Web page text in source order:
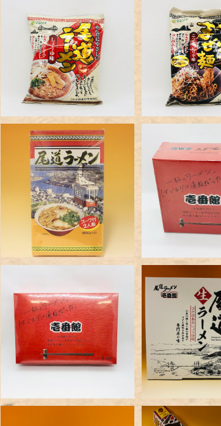
尾道ラーメン
¥259
尾道ま
¥281
オオニシ尾道ラーメン乾麺2
食入
¥700
壱番館尾道ラー
（生）
¥730
壱番館尾道ラーメン4食入
（生）
¥1,390
壱番館尾道ラー
（生）